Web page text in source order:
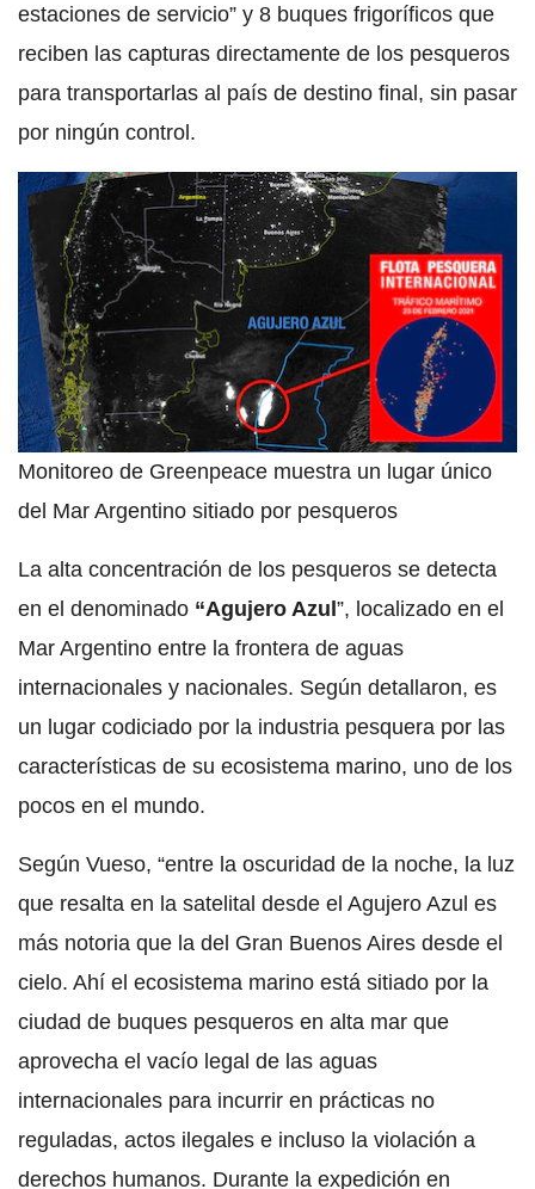
estaciones de servicio” y 8 buques frigoríficos que
reciben las capturas directamente de los pesqueros
para transportarlas al país de destino final, sin pasar
por ningún control.
Monitoreo de Greenpeace muestra un lugar único
del Mar Argentino sitiado por pesqueros
La alta concentración de los pesqueros se detecta
en el denominado “Agujero Azul”, localizado en el
Mar Argentino entre la frontera de aguas
internacionales y nacionales. Según detallaron, es
un lugar codiciado por la industria pesquera por las
características de su ecosistema marino, uno de los
pocos en el mundo.
Según Vueso, “entre la oscuridad de la noche, la luz
que resalta en la satelital desde el Agujero Azul es
más notoria que la del Gran Buenos Aires desde el
cielo. Ahí el ecosistema marino está sitiado por la
ciudad de buques pesqueros en alta mar que
aprovecha el vacío legal de las aguas
internacionales para incurrir en prácticas no
reguladas, actos ilegales e incluso la violación a
derechos humanos. Durante la expedición en